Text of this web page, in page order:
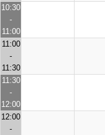
10:30
-
11:00
11:00
-
11:30
11:30
-
12:00
12:00
-